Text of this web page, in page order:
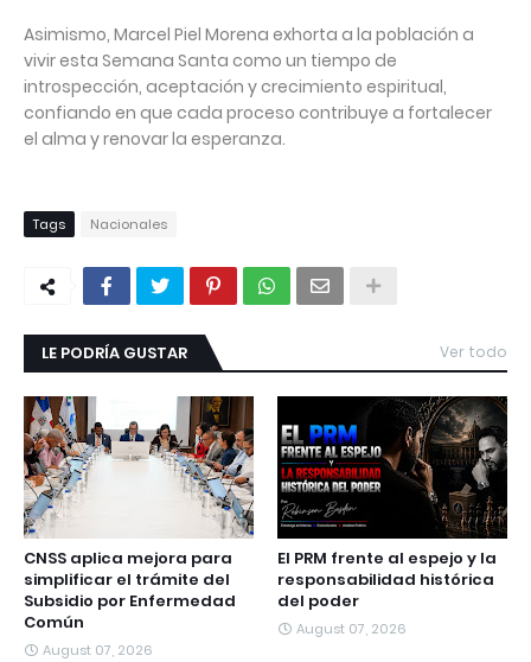
Asimismo, Marcel Piel Morena exhorta a la población a
vivir esta Semana Santa como un tiempo de
introspección, aceptación y crecimiento espiritual,
confiando en que cada proceso contribuye a fortalecer
el alma y renovar la esperanza.
Tags Nacionales
LE PODRÍA GUSTAR Ver todo
CNSS aplica mejora para
simplificar el trámite del
Subsidio por Enfermedad
Común
August 07, 2026
El PRM frente al espejo y la
responsabilidad histórica
del poder
August 07, 2026